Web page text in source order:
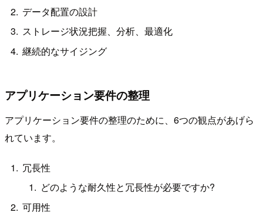
データ配置の設計
ストレージ状況把握、分析、最適化
継続的なサイジング
アプリケーション要件の整理
アプリケーション要件の整理のために、6つの観点があげら
れています。
冗長性
どのような耐久性と冗⻑性が必要ですか?
可用性